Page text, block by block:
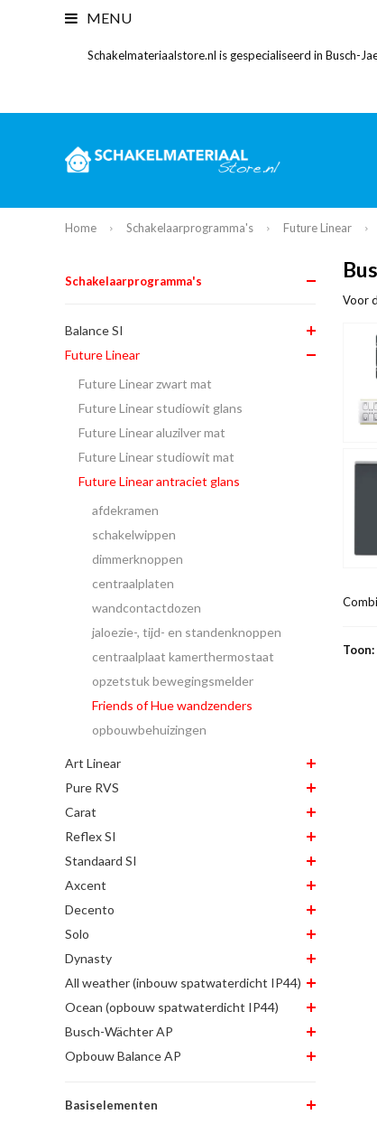
MENU
Schakelmateriaalstore.nl is gespecialiseerd in Busch-
Home Schakelaarprogramma's Future Linear
Schakelaarprogramma's
Balance SI
Future Linear
Future Linear zwart mat
Future Linear studiowit glans
Future Linear aluzilver mat
Future Linear studiowit mat
Future Linear antraciet glans
afdekramen
schakelwippen
dimmerknoppen
centraalplaten
wandcontactdozen
jaloezie-, tijd- en standenknoppen
centraalplaat kamerthermostaat
opzetstuk bewegingsmelder
Friends of Hue wandzenders
opbouwbehuizingen
Art Linear
Pure RVS
Carat
Reflex SI
Standaard SI
Axcent
Decento
Solo
Dynasty
All weather (inbouw spatwaterdicht IP44)
Ocean (opbouw spatwaterdicht IP44)
Busch-Wächter AP
Opbouw Balance AP
Basiselementen
Voor
Toon: